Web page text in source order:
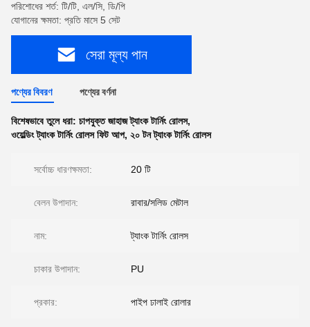
পরিশোধের শর্ত: টি/টি, এল/সি, ডি/পি
যোগানের ক্ষমতা: প্রতি মাসে 5 সেট
সেরা মূল্য পান
পণ্যের বিবরণ পণ্যের বর্ণনা
বিশেষভাবে তুলে ধরা: চাপযুক্ত জাহাজ ট্যাংক টার্নিং রোলস,
ওয়েল্ডিং ট্যাংক টার্নিং রোলস ফিট আপ, ২০ টন ট্যাংক টার্নিং রোলস
সর্বোচ্চ ধারণক্ষমতা: 20 টি
বেলন উপাদান: রাবার/সলিড মেটাল
নাম: ট্যাংক টার্নিং রোলস
চাকার উপাদান: PU
প্রকার: পাইপ ঢালাই রোলার